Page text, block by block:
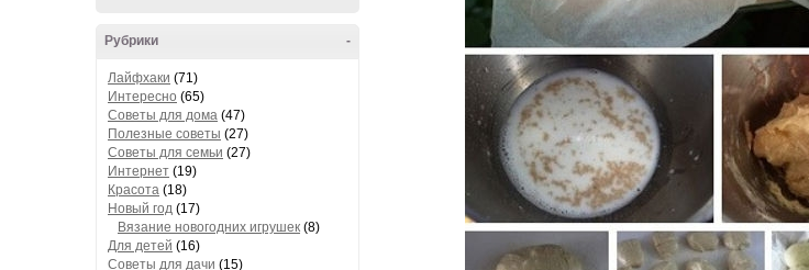
-
Рубрики
Лайфхаки (71)
Интересно (65)
Советы для дома (47)
Полезные советы (27)
Советы для семьи (27)
Интернет (19)
Красота (18)
Новый год (17)
Вязание новогодних игрушек (8)
Для детей (16)
Советы для дачи (15)